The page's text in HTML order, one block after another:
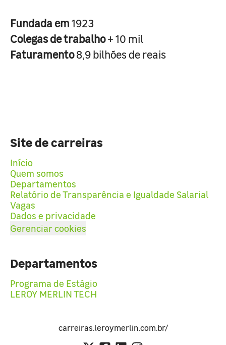
Fundada em1923
Colegas de trabalho+ 10 mil
Faturamento8,9 bilhões de reais
Site de carreiras
Início
Quem somos
Departamentos
Relatório de Transparência e Igualdade Salarial
Vagas
Dados e privacidade
Gerenciar cookies
Departamentos
Programa de Estágio
LEROY MERLIN TECH
carreiras.leroymerlin.com.br/